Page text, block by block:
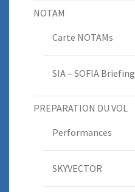
NOTAM
Carte NOTAMs
SIA – SOFIA Briefing
PREPARATION DU VOL
Performances
SKYVECTOR